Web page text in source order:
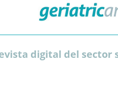
digital del sector